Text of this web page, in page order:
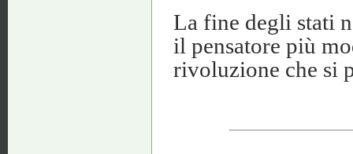
La fine degli stati
il pensatore più
rivoluzione che si